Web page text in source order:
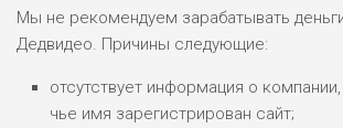
РИСКИ: СРЕДНИЕ
БЮДЖЕТ: НИЗКИЙ
Мы не рекомендуем зарабатывать
Дедвидео. Причины следующие:
отсутствует информация о
чье имя зарегистрирован сайт;